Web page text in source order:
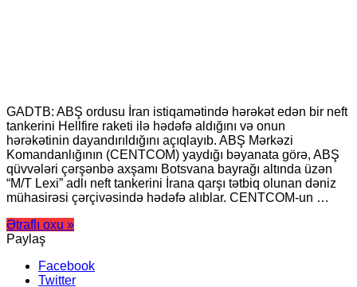
GADTB: ABŞ ordusu İran istiqamətində hərəkət edən bir neft
tankerini Hellfire raketi ilə hədəfə aldığını və onun
hərəkətinin dayandırıldığını açıqlayıb. ABŞ Mərkəzi
Komandanlığının (CENTCOM) yaydığı bəyanata görə, ABŞ
qüvvələri çərşənbə axşamı Botsvana bayrağı altında üzən
“M/T Lexi” adlı neft tankerini İrana qarşı tətbiq olunan dəniz
mühasirəsi çərçivəsində hədəfə alıblar. CENTCOM-un …
Ətraflı oxu »
Paylaş
Facebook
Twitter